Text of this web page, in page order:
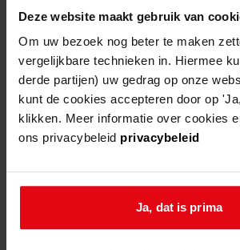
Deze website maakt gebruik van
Om uw bezoek nog beter te maken
vergelijkbare technieken in. Hiermee
derde partijen) uw gedrag op onze
kunt de cookies accepteren door op
klikken. Meer informatie over cookies
ons privacybeleid privacybeleid
Ja, dat is prima
polderen in westfriesland
word vrijwilliger!
geschiedenis van
u het belangrijk dat de